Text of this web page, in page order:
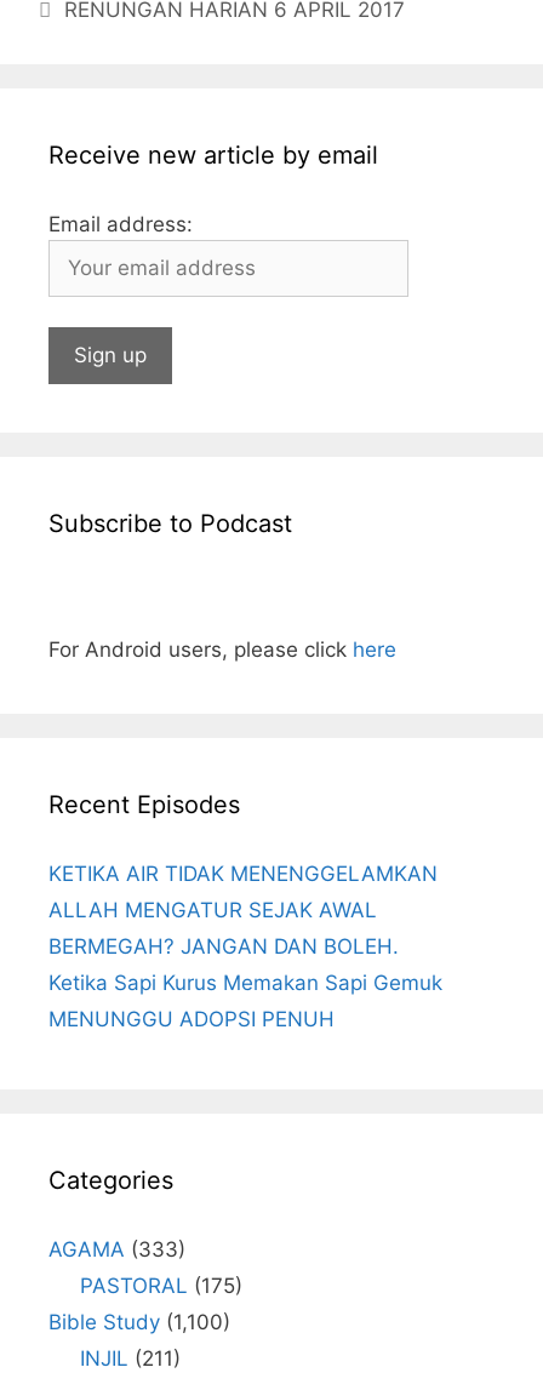
o
g p n
RENUNGAN HARIAN 6 APRIL 2017
Receive new article by email
Email address:
Subscribe to Podcast
For Android users, please click here
Recent Episodes
KETIKA AIR TIDAK MENENGGELAMKAN
ALLAH MENGATUR SEJAK AWAL
BERMEGAH? JANGAN DAN BOLEH.
Ketika Sapi Kurus Memakan Sapi Gemuk
MENUNGGU ADOPSI PENUH
Categories
AGAMA (333)
PASTORAL (175)
Bible Study (1,100)
INJIL (211)